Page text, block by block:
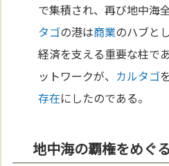
で集積され、再び地中海
タゴの港は商業のハブと
経済を支える重要な柱で
ットワークが、 カルタゴ
存在にしたのである。
地中海の覇権をめぐ